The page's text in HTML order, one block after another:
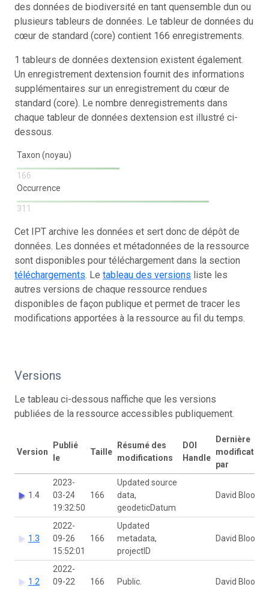
des données de biodiversité en tant quensemble dun ou
plusieurs tableurs de données. Le tableur de données du
cœur de standard (core) contient 166 enregistrements.
1 tableurs de données dextension existent également.
Un enregistrement dextension fournit des informations
supplémentaires sur un enregistrement du cœur de
standard (core). Le nombre denregistrements dans
chaque tableur de données dextension est illustré ci-
dessous.
Taxon (noyau)
166
Occurrence
311
Cet IPT archive les données et sert donc de dépôt de
données. Les données et métadonnées de la ressource
sont disponibles pour téléchargement dans la section
téléchargements. Le tableau des versions liste les
autres versions de chaque ressource rendues
disponibles de façon publique et permet de tracer les
modifications apportées à la ressource au fil du temps.
Versions
Le tableau ci-dessous naffiche que les versions
publiées de la ressource accessibles publiquement.
Version
Publié
le
Taille
Résumé des
modifications
DOI
Handle
Dernière
modification
par
1.4
2023-
03-24
19:32:50
166
Updated source
data,
geodeticDatum
David Bloom
1.3
2022-
09-26
15:52:01
166
Updated
metadata,
projectID
David Bloom
1.2
2022-
09-22
166 Public. David Bloom